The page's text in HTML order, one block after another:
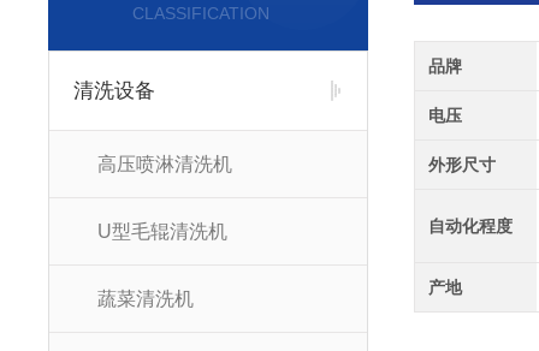
CLASSIFICATION
清洗设备
高压喷淋清洗机
U型毛辊清洗机
蔬菜清洗机
品牌
电压
外形尺寸
自动化程度
产地